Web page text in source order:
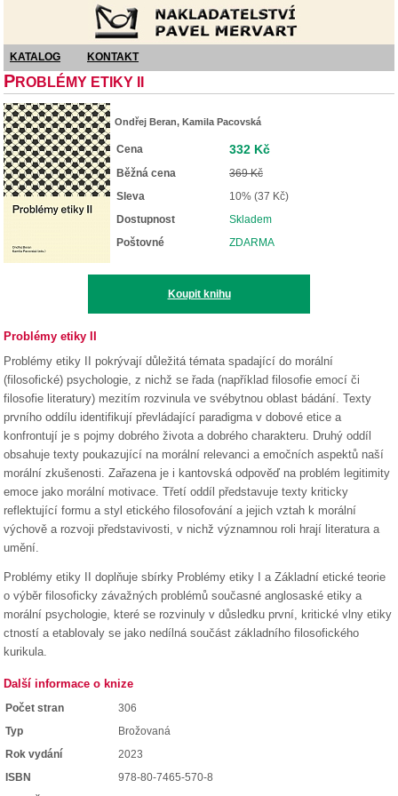
KATALOG KONTAKT
PROBLÉMY ETIKY II
Ondřej Beran, Kamila Pacovská
Cena 332 Kč
Běžná cena
369 Kč
Sleva
10% (37 Kč)
Dostupnost
Skladem
Poštovné
ZDARMA
Koupit knihu
Problémy etiky II
Problémy etiky II pokrývají důležitá témata spadající do morální
(filosofické) psychologie, z nichž se řada (například filosofie emocí či
filosofie literatury) mezitím rozvinula ve svébytnou oblast bádání. Texty
prvního oddílu identifikují převládající paradigma v dobové etice a
konfrontují je s pojmy dobrého života a dobrého charakteru. Druhý oddíl
obsahuje texty poukazující na morální relevanci a emočních aspektů naší
morální zkušenosti. Zařazena je i kantovská odpověď na problém legitimity
emoce jako morální motivace. Třetí oddíl představuje texty kriticky
reflektující formu a styl etického filosofování a jejich vztah k morální
výchově a rozvoji představivosti, v nichž významnou roli hrají literatura a
umění.
Problémy etiky II doplňuje sbírky Problémy etiky I a Základní etické teorie
o výběr filosoficky závažných problémů současné anglosaské etiky a
morální psychologie, které se rozvinuly v důsledku první, kritické vlny etiky
ctností a etablovaly se jako nedílná součást základního filosofického
kurikula.
Další informace o knize
Počet stran
306
Typ
Brožovaná
Rok vydání
2023
ISBN
978-80-7465-570-8